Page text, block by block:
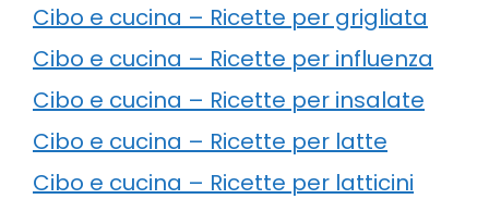
Cibo e cucina – Ricette per grigliata
Cibo e cucina – Ricette per influenza
Cibo e cucina – Ricette per insalate
Cibo e cucina – Ricette per latte
Cibo e cucina – Ricette per latticini